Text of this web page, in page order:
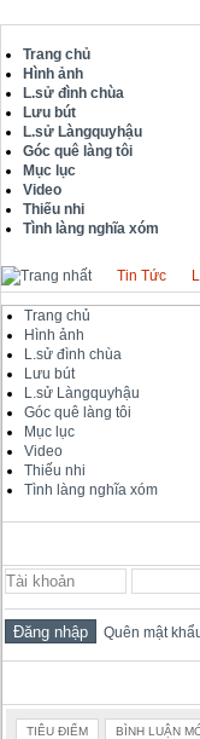
Trang chủ
Hình ảnh
L.sử đình chùa
Lưu bút
L.sử Làngquyhậu
Góc quê làng tôi
Mục lục
Video
Thiếu nhi
Tình làng nghĩa xóm
Tin Tức
Trang chủ
Hình ảnh
L.sử đình chùa
Lưu bút
L.sử Làngquyhậu
Góc quê làng tôi
Mục lục
Video
Thiếu nhi
Tình làng nghĩa xóm
Quên mật
TIÊU ĐIỂM BÌNH LUẬN